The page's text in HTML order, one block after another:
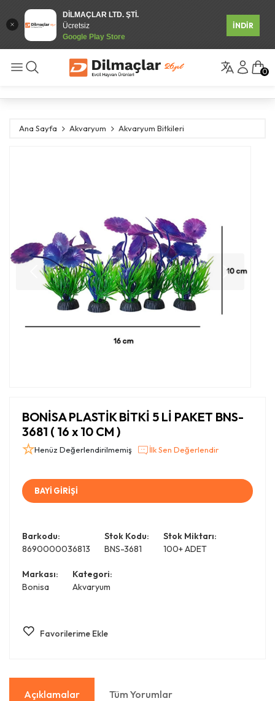
DİLMAÇLAR LTD. ŞTİ.
Ücretsiz
Google Play Store
İNDİR
0
Ana Sayfa Akvaryum Akvaryum Bitkileri
BONİSA PLASTİK BİTKİ 5 Lİ PAKET BNS-
3681 ( 16 x 10 CM )
Henüz Değerlendirilmemiş İlk Sen Değerlendir
BAYİ GİRİŞİ
Barkodu:
8690000036813
Stok Kodu:
BNS-3681
Stok Miktarı:
100+ ADET
Markası:
Bonisa
Kategori:
Akvaryum
Favorilerime Ekle
Açıklamalar Tüm Yorumlar